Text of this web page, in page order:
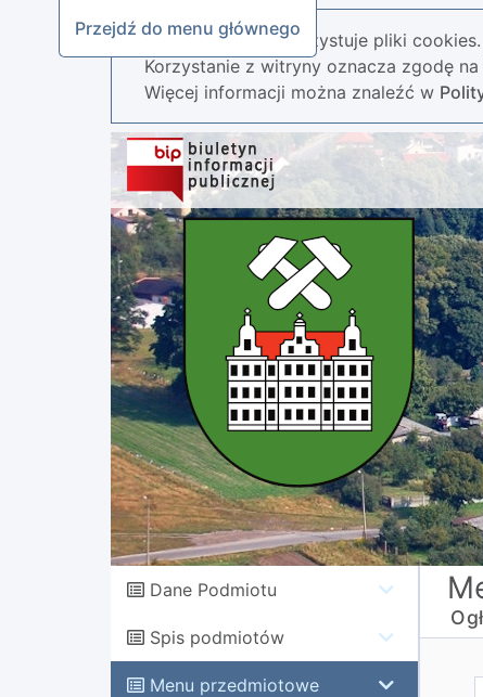
Przejdź do menu głównego
Nasza strona wykorzystuje pliki cookies.
Korzystanie z witryny oznacza zgodę
Więcej informacji można znaleźć w
Dane Podmiotu
Spis podmiotów
Menu przedmiotowe